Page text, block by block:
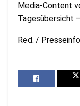
Media-Content
Tagesübersicht
Red. /